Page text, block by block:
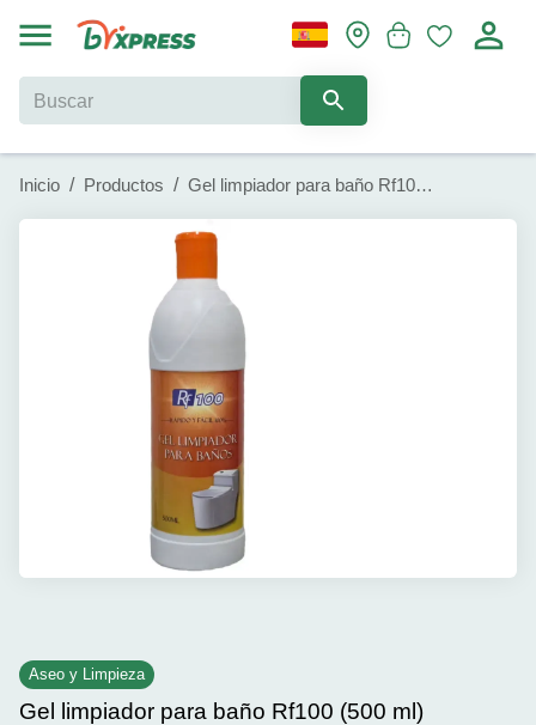
Inicio / Productos / Gel limpiador para baño Rf100 (500 ml)
Aseo y Limpieza
Gel limpiador para baño Rf100 (500 ml)